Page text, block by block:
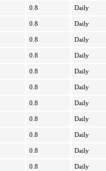
0.8 Daily
0.8 Daily
0.8 Daily
0.8 Daily
0.8 Daily
0.8 Daily
0.8 Daily
0.8 Daily
0.8 Daily
0.8 Daily
0.8 Daily